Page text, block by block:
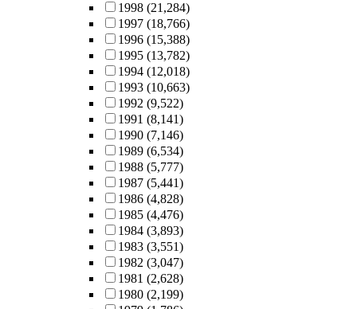
1998 (21,284)
1997 (18,766)
1996 (15,388)
1995 (13,782)
1994 (12,018)
1993 (10,663)
1992 (9,522)
1991 (8,141)
1990 (7,146)
1989 (6,534)
1988 (5,777)
1987 (5,441)
1986 (4,828)
1985 (4,476)
1984 (3,893)
1983 (3,551)
1982 (3,047)
1981 (2,628)
1980 (2,199)